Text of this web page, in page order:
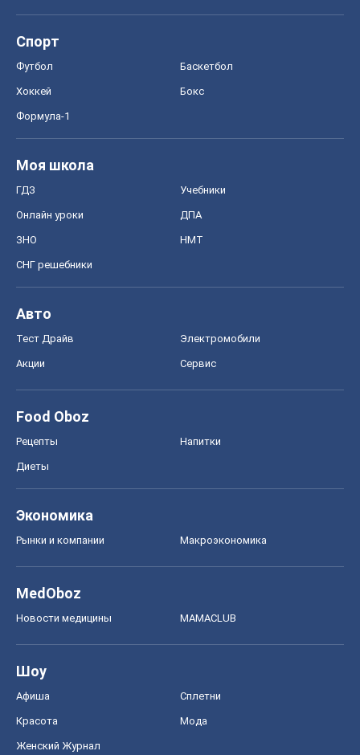
Спорт
Футбол Баскетбол
Хоккей Бокс
Формула-1
Моя школа
ГДЗ Учебники
Онлайн уроки ДПА
ЗНО НМТ
СНГ решебники
Авто
Тест Драйв Электромобили
Акции Сервис
Food Oboz
Рецепты Напитки
Диеты
Экономика
Рынки и компании Mакроэкономика
MedOboz
Новости медицины MAMACLUB
Шоу
Афиша Сплетни
Красота Мода
Женский Журнал